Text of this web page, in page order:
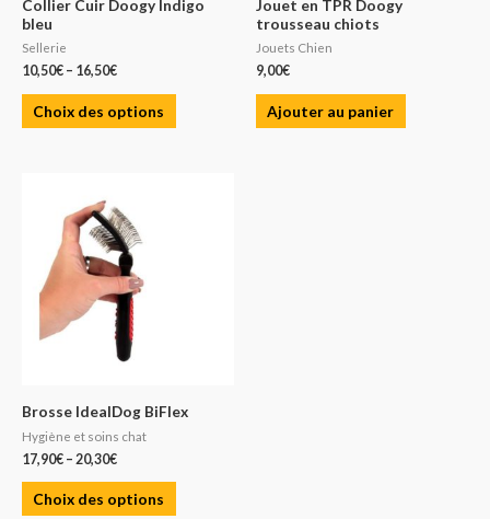
Collier Cuir Doogy Indigo
bleu
Sellerie
10,50€ – 16,50€
Choix des options
Jouet en TPR Doogy
trousseau chiots
Jouets Chien
9,00€
Ajouter au panier
Brosse IdealDog BiFlex
Hygiène et soins chat
17,90€ – 20,30€
Choix des options